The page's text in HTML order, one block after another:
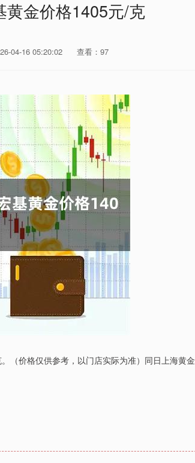
金价格1405元/克
04-16 05:20:02 查看：97
（价格仅供参考，以门店实际为准）同日上海黄金